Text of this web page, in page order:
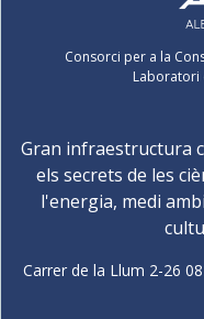
Consorci per a la
Laboratori
Gran infraestructura
els secrets de les
l'energia, medi
Carrer de la Llum 2-26